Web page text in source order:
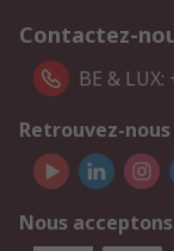
Contactez-
BE &
Retrouvez-
Nous acceptons